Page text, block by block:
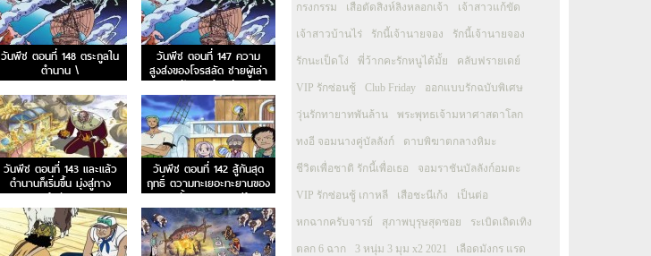
วันพีช ตอนที่ 148 ตระกูลใน
ตำนาน \
วันพีช ตอนที่ 147 ความ
สูงส่งของโจรสลัด ชายผู้เล่า
ความฝันและเจ้าแห่งการกู้
ซากเรือ
วันพีช ตอนที่ 143 และแล้ว
ตำนานก็เริ่มขึ้น มุ่งสู่ทาง
สายรุ้งกันเถอะ
วันพีช ตอนที่ 142 สู้กันสุด
ฤทธิ์ ตวามทะเยอะทะยานของ
เวดตั้นและหอคอยสีรุ้ง
กรงกรรม เสือตัดสิงห์ลิงหลอกเจ้า เจ้าสาวแก้ขัด
เจ้าสาวบ้านไร่ รักนี้เจ้านายจอง รักนี้เจ้านายจอง
รักนะเป็ดโง่ พี่ว้ากคะรักหนูได้มั้ย คลับฟรายเดย์
VIP รักซ่อนชู้ Club Friday ออกแบบรักฉบับพิเศษ
วุ่นรักทายาทพันล้าน พระพุทธเจ้ามหาศาสดาโลก
ทงอี จอมนางคู่บัลลังก์ ดาบพิฆาตกลางหิมะ
ชีวิตเพื่อชาติ รักนี้เพื่อเธอ จอมราชันบัลลังก์อมตะ
VIP รักซ่อนชู้ เกาหลี เสือชะนีเก้ง เป็นต่อ
หกฉากครับจารย์ สุภาพบุรุษสุดซอย ระเบิดเถิดเทิง
ตลก 6 ฉาก 3 หนุ่ม 3 มุม x2 2021 เลือดมังกร แรด